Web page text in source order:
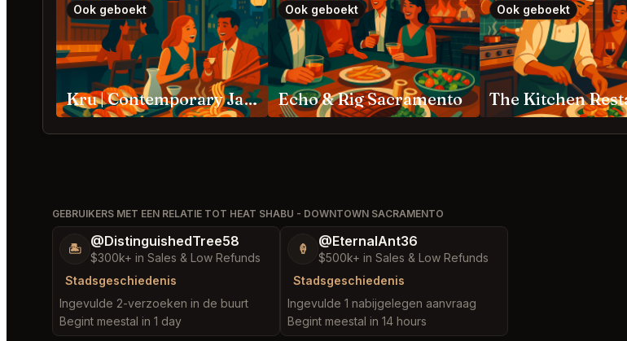
Ook geboekt
Kru | Contemporary Japanese Cuisine Sacramento
Ook geboekt
Echo & Rig Sacramento
Ook geboekt
GEBRUIKERS MET EEN RELATIE TOT HEAT SHABU - DOWNTOWN SACRAMENTO
🏝️ @DistinguishedTree58
$300k+ in Sales & Low Refunds
Stadsgeschiedenis
Ingevulde 2-verzoeken in de buurt
Begint meestal in 1 day
🍦 @EternalAnt36
$500k+ in Sales & Low Refunds
Stadsgeschiedenis
Ingevulde 1 nabijgelegen aanvraag
Begint meestal in 14 hours